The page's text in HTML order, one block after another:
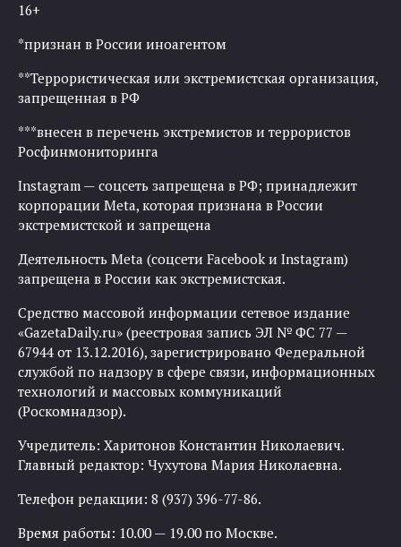
16+
*признан в России иноагентом
**Террористическая или экстремистская организация,
запрещенная в РФ
***внесен в перечень экстремистов и террористов
Росфинмониторинга
Instagram — соцсеть запрещена в РФ; принадлежит
корпорации Meta, которая признана в России
экстремистской и запрещена
Деятельность Meta (соцсети Facebook и Instagram)
запрещена в России как экстремистская.
Средство массовой информации сетевое издание
«GazetaDaily.ru» (реестровая запись ЭЛ № ФС 77 —
67944 от 13.12.2016), зарегистрировано Федеральной
службой по надзору в сфере связи, информационных
технологий и массовых коммуникаций
(Роскомнадзор).
Учредитель: Харитонов Константин Николаевич.
Главный редактор: Чухутова Мария Николаевна.
Телефон редакции: 8 (937) 396-77-86.
Время работы: 10.00 — 19.00 по Москве.